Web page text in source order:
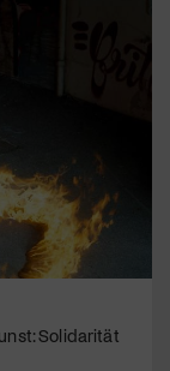
Solidarität